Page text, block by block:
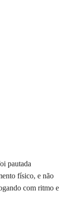
pautada
físico, e não
com ritmo e